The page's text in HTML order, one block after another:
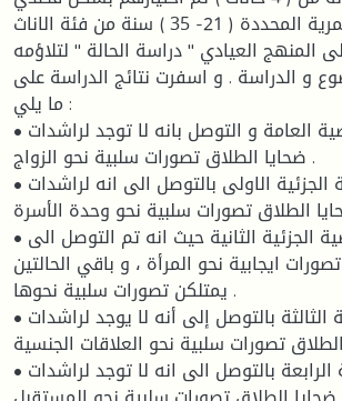
للفئة العمرية المحددة ( 21- 35 ) سنة من فئة الاناث .
المنهج العيادي " دراسة الحالة " لتلاؤمه
و الدراسة . و اسفرت نتائج الدراسة على
ما يلي :
• عدم تحقق الفرضية العامة و التوصل بانه لا توجد لراشدات
ضحايا الطلاق تصورات سلبية نحو الزواج .
• تحقق الفرضية الجزئية الاولى بالتوصل الى انه لراشدات
الطلاق تصورات سلبية نحو وحدة الأسرة .
• تحقق جزئي للفرضية الجزئية الثانية حيث انه تم التوصل الى
ايجابية نحو المرأة ، و باقي الحالتين
يمتلكن تصورات سلبية نحوها .
• عدم تحقق الفرضية الثالثة بالتوصل إلى أنه لا يوجد لراشدات
تصورات سلبية نحو العلاقات الجنسية .
• عدم تحقق الفرضية الرابعة بالتوصل الى انه لا توجد لراشدات